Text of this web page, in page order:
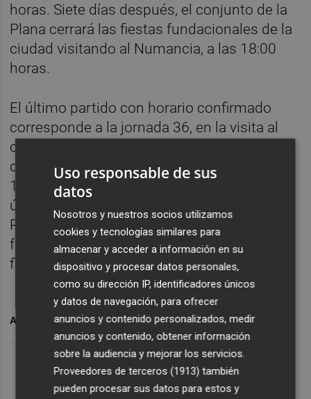
horas. Siete días después, el conjunto de la
Plana cerrará las fiestas fundacionales de la
ciudad visitando al Numancia, a las 18:00
horas.
El último partido con horario confirmado
corresponde a la jornada 36, en la visita al
campo del Real Murcia. Ese partido se
disputará el domingo, 14 de mayo, a las
18:00 horas. Después, el Castellón jugará su
último partido de Liga como local ante el
Real Unión el 20 o 21 de mayo y cerrará la
fase regular visitando a la Real Sociedad B el
fin de semana del 28 de mayo.
ARCHIVADO EN CD CASTELLON
Uso responsable de sus
datos
Nosotros y nuestros socios utilizamos
cookies y tecnologías similares para
almacenar y acceder a información en su
dispositivo y procesar datos personales,
como su dirección IP, identificadores únicos
y datos de navegación, para ofrecer
anuncios y contenido personalizados, medir
anuncios y contenido, obtener información
sobre la audiencia y mejorar los servicios.
Proveedores de terceros (1913) también
pueden procesar sus datos para estos y